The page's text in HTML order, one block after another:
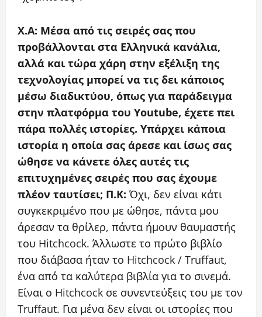
X.Α: Μέσα από τις σειρές σας που
προβάλλονται στα Ελληνικά κανάλια,
αλλά και τώρα χάρη στην εξέλιξη της
τεχνολογίας μπορεί να τις δει κάποιος
μέσω διαδικτύου, όπως για παράδειγμα
στην πλατφόρμα του Youtube, έχετε πει
πάρα πολλές ιστορίες. Υπάρχει κάποια
ιστορία η οποία σας άρεσε και ίσως σας
ώθησε να κάνετε όλες αυτές τις
επιτυχημένες σειρές που σας έχουμε
πλέον ταυτίσει; Π.Κ: Όχι, δεν είναι κάτι
συγκεκριμένο που με ώθησε, πάντα μου
άρεσαν τα θρίλερ, πάντα ήμουν θαυμαστής
του Hitchcock. Άλλωστε το πρώτο βιβλίο
που διάβασα ήταν το Hitchcock / Truffaut,
ένα από τα καλύτερα βιβλία για το σινεμά.
Είναι ο Hitchcock σε συνεντεύξεις του με τον
Truffaut. Για μένα δεν είναι οι ιστορίες που